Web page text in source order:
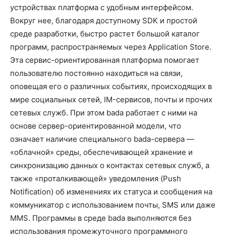
устройствах платформа с удобным интерфейсом.
Вокруг нее, благодаря доступному SDK и простой
среде разработки, быстро растет большой каталог
программ, распространяемых через Application Store.
Эта сервис-ориентированная платформа помогает
пользователю постоянно находиться на связи,
оповещая его о различных событиях, происходящих в
мире социальных сетей, IM-сервисов, почты и прочих
сетевых служб. При этом bada работает с ними на
основе сервер-ориентированной модели, что
означает наличие специального bada-сервера —
«облачной» среды, обеспечивающей хранение и
синхронизацию данных о контактах сетевых служб, а
также «проталкивающей» уведомления (Push
Notification) об изменениях их статуса и сообщения на
коммуникатор с использованием почты, SMS или даже
MMS. Программы в среде bada выполняются без
использования промежуточного программного